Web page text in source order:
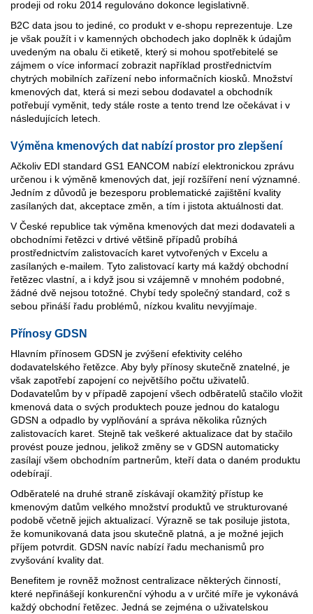
prodeji od roku 2014 regulováno dokonce legislativně.
B2C data jsou to jediné, co produkt v e-shopu reprezentuje. Lze
je však použít i v kamenných obchodech jako doplněk k údajům
uvedeným na obalu či etiketě, který si mohou spotřebitelé se
zájmem o více informací zobrazit například prostřednictvím
chytrých mobilních zařízení nebo informačních kiosků. Množství
kmenových dat, která si mezi sebou dodavatel a obchodník
potřebují vyměnit, tedy stále roste a tento trend lze očekávat i v
následujících letech.
Výměna kmenových dat nabízí prostor pro zlepšení
Ačkoliv EDI standard GS1 EANCOM nabízí elektronickou zprávu
určenou i k výměně kmenových dat, její rozšíření není významné.
Jedním z důvodů je bezesporu problematické zajištění kvality
zasílaných dat, akceptace změn, a tím i jistota aktuálnosti dat.
V České republice tak výměna kmenových dat mezi dodavateli a
obchodními řetězci v drtivé většině případů probíhá
prostřednictvím zalistovacích karet vytvořených v Excelu a
zasílaných e-mailem. Tyto zalistovací karty má každý obchodní
řetězec vlastní, a i když jsou si vzájemně v mnohém podobné,
žádné dvě nejsou totožné. Chybí tedy společný standard, což s
sebou přináší řadu problémů, nízkou kvalitu nevyjímaje.
Přínosy GDSN
Hlavním přínosem GDSN je zvýšení efektivity celého
dodavatelského řetězce. Aby byly přínosy skutečně znatelné, je
však zapotřebí zapojení co největšího počtu uživatelů.
Dodavatelům by v případě zapojení všech odběratelů stačilo vložit
kmenová data o svých produktech pouze jednou do katalogu
GDSN a odpadlo by vyplňování a správa několika různých
zalistovacích karet. Stejně tak veškeré aktualizace dat by stačilo
provést pouze jednou, jelikož změny se v GDSN automaticky
zasílají všem obchodním partnerům, kteří data o daném produktu
odebírají.
Odběratelé na druhé straně získávají okamžitý přístup ke
kmenovým datům velkého množství produktů ve strukturované
podobě včetně jejich aktualizací. Výrazně se tak posiluje jistota,
že komunikovaná data jsou skutečně platná, a je možné jejich
příjem potvrdit. GDSN navíc nabízí řadu mechanismů pro
zvyšování kvality dat.
Benefitem je rovněž možnost centralizace některých činností,
které nepřinášejí konkurenční výhodu a v určité míře je vykonává
každý obchodní řetězec. Jedná se zejména o uživatelskou